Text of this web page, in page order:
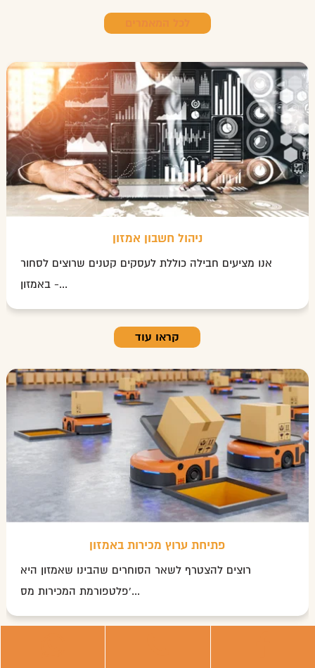
ניהול חשבון אמזון
אנו מציעים חבילה כוללת לעסקים קטנים שרוצים לסחור
באמזון -...
קראו עוד
פתיחת ערוץ מכירות באמזון
רוצים להצטרף לשאר הסוחרים שהבינו שאמזון היא
פלטפורמת המכירות מס'...